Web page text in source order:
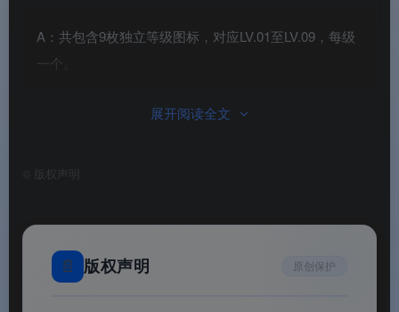
A：共包含9枚独立等级图标，对应LV.01至LV.09，每级
一个。
递增至LV.09，造型与风格完全统一。
展开阅读全文
版权声明
📄 版权声明 原创保护